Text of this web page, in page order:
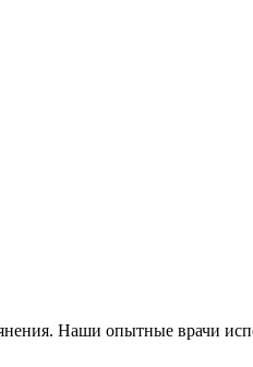
Наши опытные врачи